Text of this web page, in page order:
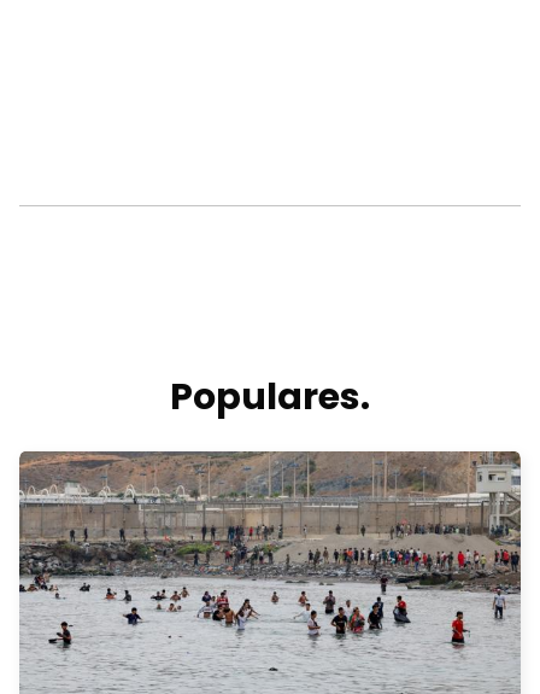
Populares.